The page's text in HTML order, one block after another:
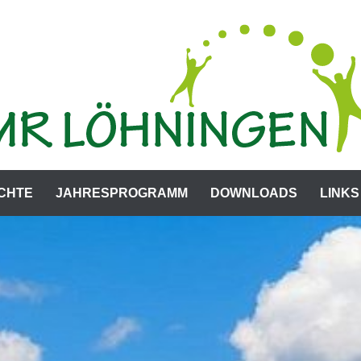
JAHRESPROGRAMM DOWNLOADS LINKS